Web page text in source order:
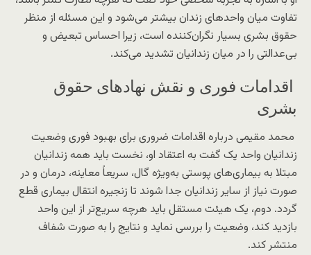
تفاوت میان واحدهای زندان بیشتر می‌شود و این مسئله از منظر
حقوق بشری بسیار نگران‌کننده است، زیرا احساس تبعیض و
بی‌عدالتی را در میان زندانیان تشدید می‌کند.
اقدامات فوری و نقش نهادهای حقوق
بشری
محمد مقیمی درباره اقدامات ضروری برای بهبود فوری وضعیت
زندانیان واحد یک گفت به اعتقاد او، نخست باید همه زندانیان
مبتلا به بیماری‌های پوستی به‌ویژه گال، سریعاً معاینه، درمان و در
صورت نیاز از سایر زندانیان جدا شوند تا زنجیره انتقال بیماری قطع
گردد. دوم، یک هیئت مستقل باید هرچه سریع‌تر از این واحد
بازدید کند، وضعیت را بررسی نماید و نتایج را به صورت شفاف
منتشر کند.